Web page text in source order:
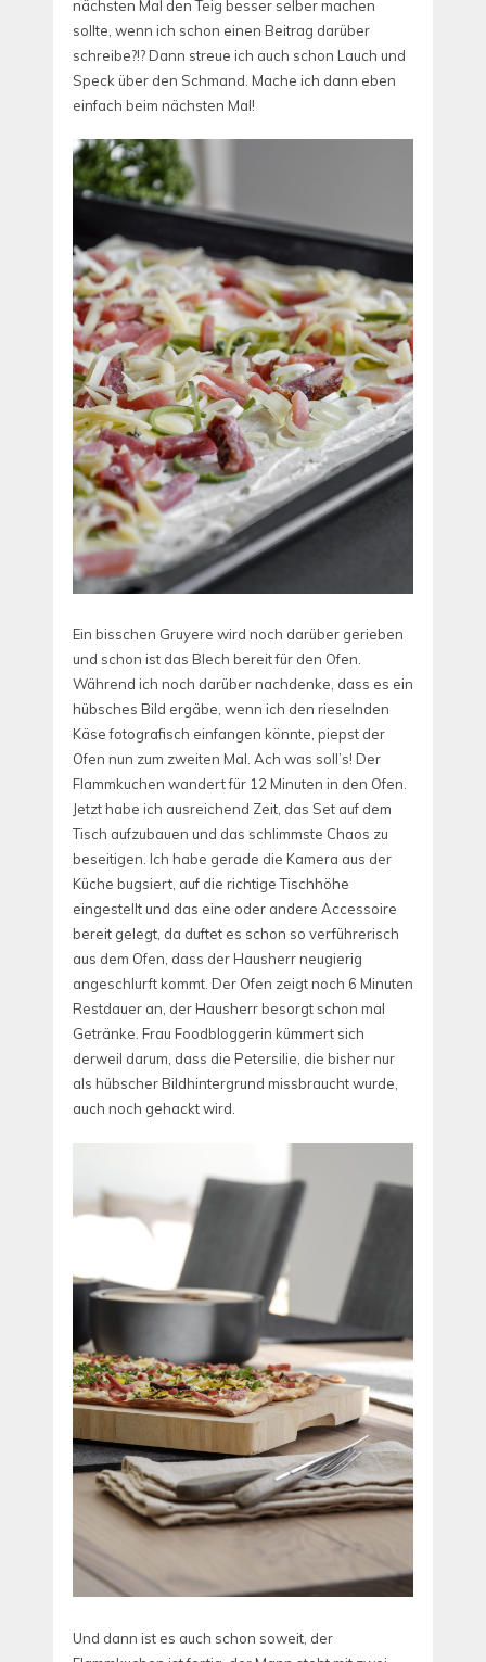
nächsten Mal den Teig besser selber machen
sollte, wenn ich schon einen Beitrag darüber
schreibe?!? Dann streue ich auch schon Lauch und
Speck über den Schmand. Mache ich dann eben
einfach beim nächsten Mal!
Ein bisschen Gruyere wird noch darüber gerieben
und schon ist das Blech bereit für den Ofen.
Während ich noch darüber nachdenke, dass es ein
hübsches Bild ergäbe, wenn ich den rieselnden
Käse fotografisch einfangen könnte, piepst der
Ofen nun zum zweiten Mal. Ach was soll’s! Der
Flammkuchen wandert für 12 Minuten in den Ofen.
Jetzt habe ich ausreichend Zeit, das Set auf dem
Tisch aufzubauen und das schlimmste Chaos zu
beseitigen. Ich habe gerade die Kamera aus der
Küche bugsiert, auf die richtige Tischhöhe
eingestellt und das eine oder andere Accessoire
bereit gelegt, da duftet es schon so verführerisch
aus dem Ofen, dass der Hausherr neugierig
angeschlurft kommt. Der Ofen zeigt noch 6 Minuten
Restdauer an, der Hausherr besorgt schon mal
Getränke. Frau Foodbloggerin kümmert sich
derweil darum, dass die Petersilie, die bisher nur
als hübscher Bildhintergrund missbraucht wurde,
auch noch gehackt wird.
Und dann ist es auch schon soweit, der